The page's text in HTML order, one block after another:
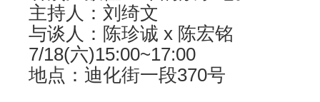
主持人：刘绮文
与谈人：陈珍诚 x 陈宏铭
7/18(六)15:00~17:00
地点：迪化街一段370号